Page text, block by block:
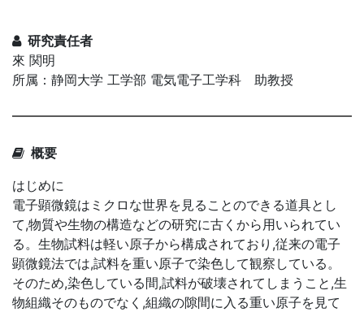
研究責任者
來 関明
所属：静岡大学 工学部 電気電子工学科 助教授
概要
はじめに
電子顕微鏡はミクロな世界を見ることのできる道具とし
て,物質や生物の構造などの研究に古くから用いられてい
る。生物試料は軽い原子から構成されており,従来の電子
顕微鏡法では,試料を重い原子で染色して観察している。
そのため,染色している間,試料が破壊されてしまうこと,生
物組織そのものでなく,組織の隙間に入る重い原子を見て